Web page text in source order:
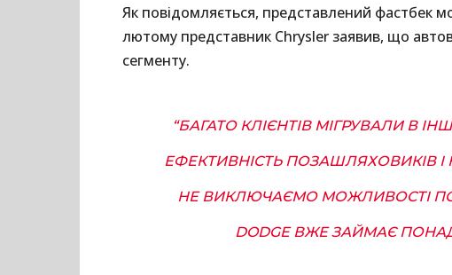
Як повідомляється, представлений фастбек
лютому представник Chrysler заявив, що
сегменту.
“БАГАТО КЛІЄНТІВ МІГРУВАЛИ В
ЕФЕКТИВНІСТЬ ПОЗАШЛЯХОВИКІВ І
НЕ ВИКЛЮЧАЄМО МОЖЛИВОСТІ
DODGE ВЖЕ ЗАЙМАЄ